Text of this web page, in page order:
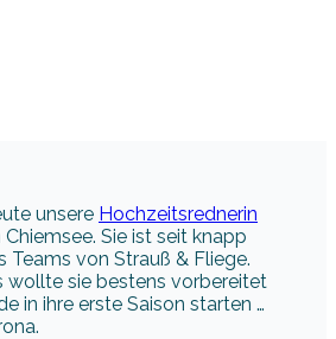
unsere Hochzeitsrednerin
Sie ist seit knapp
Teams von Strauß & Fliege.
wollte sie bestens vorbereitet
in ihre erste Saison starten …